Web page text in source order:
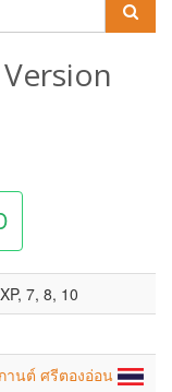
7, 8, 10
านต์ ศรีตองอ่อน